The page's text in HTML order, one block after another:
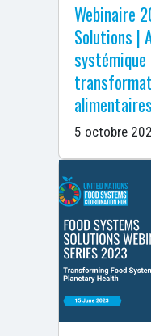
Webinaire
Solutions |
systémique
alimentaires
5 octobre